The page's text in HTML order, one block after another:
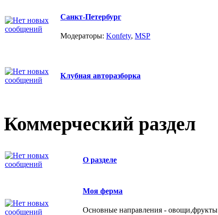
Санкт-Петербург
Модераторы: Konfety, MSP
Клубная авторазборка
Коммерческий раздел
О разделе
Моя ферма
Основные направления - овощи,фрукты